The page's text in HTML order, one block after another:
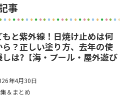
事
もと紫外線！日焼け止めは何
ら？正しい塗り方、去年の使
しは?【海・プール・屋外遊び
年4月30日
＆まとめ